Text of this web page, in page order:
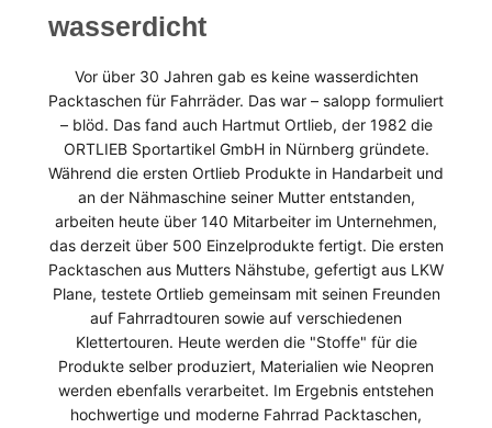
wasserdicht
Vor über 30 Jahren gab es keine wasserdichten
Packtaschen für Fahrräder. Das war – salopp formuliert
– blöd. Das fand auch Hartmut Ortlieb, der 1982 die
ORTLIEB Sportartikel GmbH in Nürnberg gründete.
Während die ersten Ortlieb Produkte in Handarbeit und
an der Nähmaschine seiner Mutter entstanden,
arbeiten heute über 140 Mitarbeiter im Unternehmen,
das derzeit über 500 Einzelprodukte fertigt. Die ersten
Packtaschen aus Mutters Nähstube, gefertigt aus LKW
Plane, testete Ortlieb gemeinsam mit seinen Freunden
auf Fahrradtouren sowie auf verschiedenen
Klettertouren. Heute werden die "Stoffe" für die
Produkte selber produziert, Materialien wie Neopren
werden ebenfalls verarbeitet. Im Ergebnis entstehen
hochwertige und moderne Fahrrad Packtaschen,